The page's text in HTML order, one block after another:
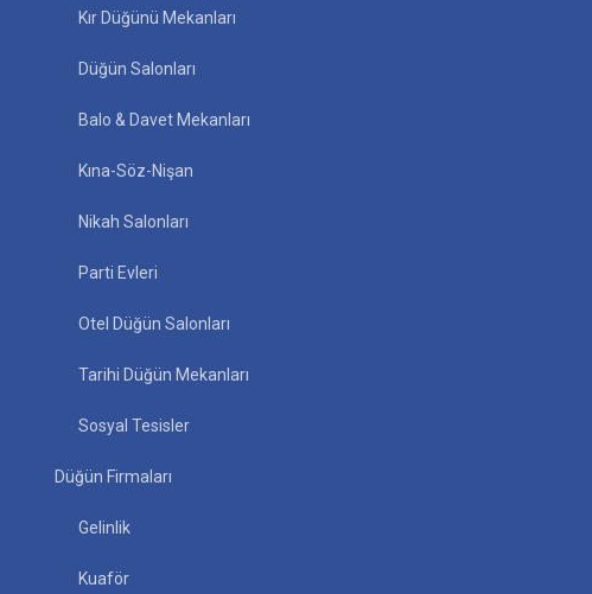
Kır Düğünü Mekanları
Düğün Salonları
Balo & Davet Mekanları
Kına-Söz-Nişan
Nikah Salonları
Parti Evleri
Otel Düğün Salonları
Tarihi Düğün Mekanları
Sosyal Tesisler
Düğün Firmaları
Gelinlik
Kuaför